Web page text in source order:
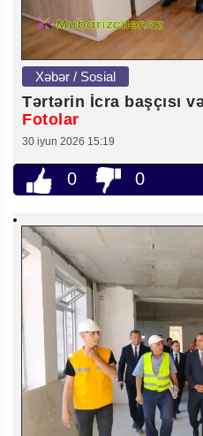
Xəbər / Sosial
Tərtərin İcra başçısı
Fotolar
30 iyun 2026 15:19
0 0